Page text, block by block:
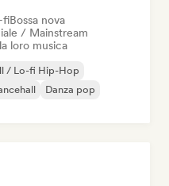
fiBossa nova
/ Mainstream
loro musica
/ Lo-fi Hip-Hop
Danza pop